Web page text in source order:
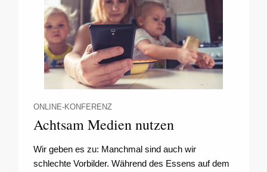
ONLINE-KONFERENZ
Achtsam Medien nutzen
Wir geben es zu: Manchmal sind auch wir
schlechte Vorbilder. Während des Essens auf dem